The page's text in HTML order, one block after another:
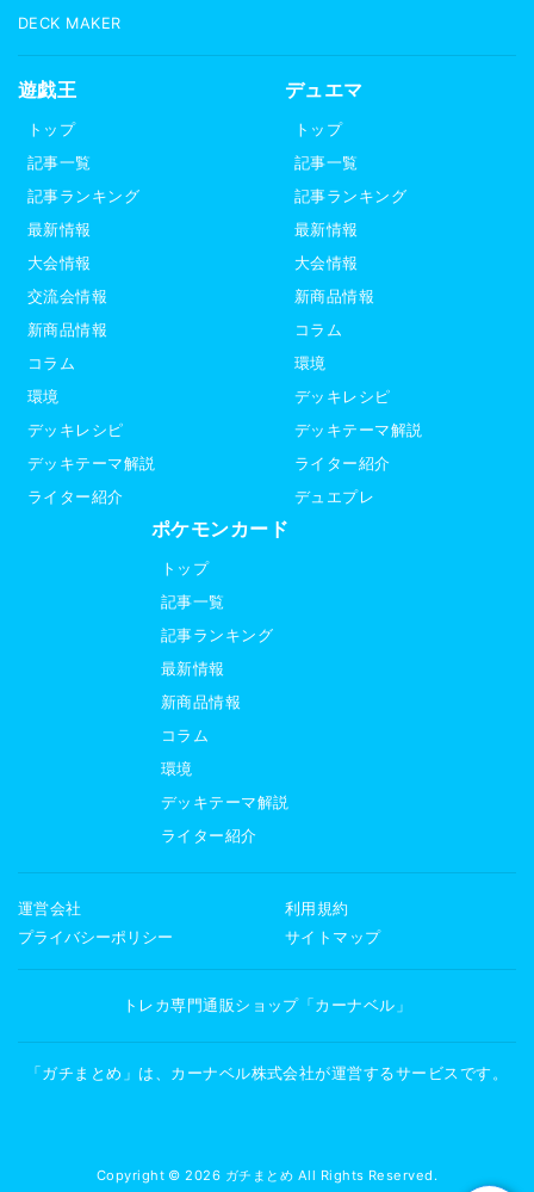
DECK MAKER
遊戯王
トップ
記事一覧
記事ランキング
最新情報
大会情報
交流会情報
新商品情報
コラム
環境
デッキレシピ
デッキテーマ解説
ライター紹介
デュエマ
トップ
記事一覧
記事ランキング
最新情報
大会情報
新商品情報
コラム
環境
デッキレシピ
デッキテーマ解説
ライター紹介
デュエプレ
ポケモンカード
トップ
記事一覧
記事ランキング
最新情報
新商品情報
コラム
環境
デッキテーマ解説
ライター紹介
運営会社
利用規約
プライバシーポリシー
サイトマップ
トレカ専門通販ショップ「カーナベル」
「ガチまとめ」は、カーナベル株式会社が運営するサービスです。
Copyright © 2026 ガチまとめ All Rights Reserved.